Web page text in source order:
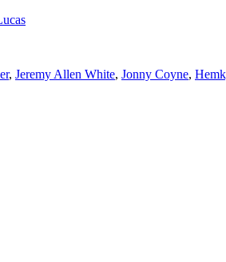
, Jeremy Allen White, Jonny Coyne,